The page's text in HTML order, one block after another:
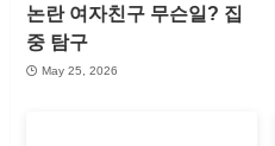
논란 여자친구 무슨일? 집
중 탐구
May 25, 2026